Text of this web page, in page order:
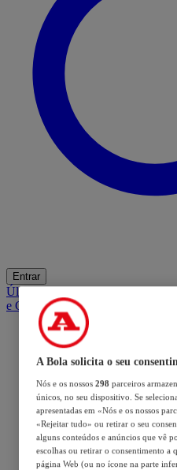
Entrar
ÚltimasMercadoOpinião
e Cabelo
A Bola solicita o seu
Nós e os nossos 298 parceiros
únicos, no seu dispositivo. Se
apresentadas em «Nós e os nossos
«Rejeitar tudo» ou retirar o seu
alguns conteúdos e anúncios que vê
escolhas ou retirar o consentimento
página Web (ou no ícone na parte